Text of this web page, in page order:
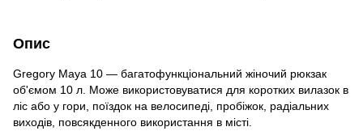
Опис
Gregory Maya 10 — багатофункціональний жіночий рюкзак
об'ємом 10 л. Може використовуватися для коротких вилазок в
ліс або у гори, поїздок на велосипеді, пробіжок, радіальних
виходів, повсякденного використання в місті.